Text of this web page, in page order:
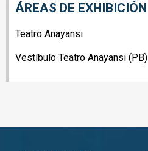
ÁREAS DE EXHIBICIÓN
Teatro Anayansi
Vestíbulo Teatro Anayansi (PB)